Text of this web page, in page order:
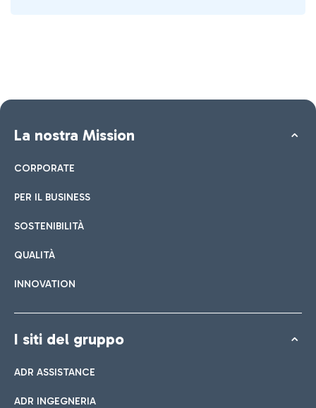
La nostra Mission
CORPORATE
PER IL BUSINESS
SOSTENIBILITÀ
QUALITÀ
INNOVATION
I siti del gruppo
ADR ASSISTANCE
ADR INGEGNERIA